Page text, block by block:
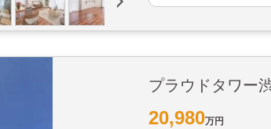
プラウドタワー
20,980万円